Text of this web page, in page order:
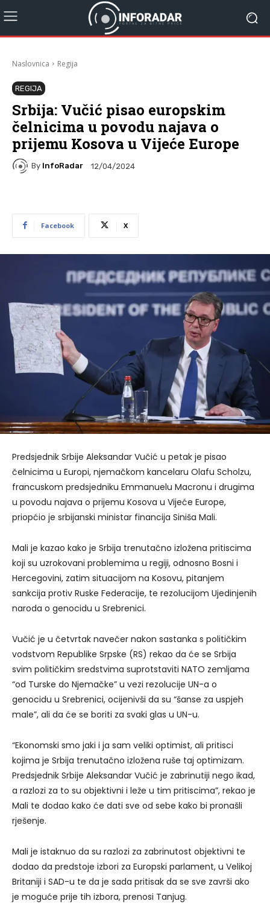
Naslovnica Regija
REGIJA
Srbija: Vučić pisao europskim
čelnicima u povodu najava o
prijemu Kosova u Vijeće Europe
By InfoRadar 12/04/2024
Facebook X
Predsjednik Srbije Aleksandar Vučić u petak je pisao
čelnicima u Europi, njemačkom kancelaru Olafu Scholzu,
francuskom predsjedniku Emmanuelu Macronu i drugima
u povodu najava o prijemu Kosova u Vijeće Europe,
priopćio je srbijanski ministar financija Siniša Mali.
Mali je kazao kako je Srbija trenutačno izložena pritiscima
koji su uzrokovani problemima u regiji, odnosno Bosni i
Hercegovini, zatim situacijom na Kosovu, pitanjem
sankcija protiv Ruske Federacije, te rezolucijom Ujedinjenih
naroda o genocidu u Srebrenici.
Vučić je u četvrtak navečer nakon sastanka s političkim
vodstvom Republike Srpske (RS) rekao da će se Srbija
svim političkim sredstvima suprotstaviti NATO zemljama
“od Turske do Njemačke” u vezi rezolucije UN-a o
genocidu u Srebrenici, ocijenivši da su “šanse za uspjeh
male”, ali da će se boriti za svaki glas u UN-u.
“Ekonomski smo jaki i ja sam veliki optimist, ali pritisci
kojima je Srbija trenutačno izložena ruše taj optimizam.
Predsjednik Srbije Aleksandar Vučić je zabrinutiji nego ikad,
a razlozi za to su objektivni i leže u tim pritiscima”, rekao je
Mali te dodao kako će dati sve od sebe kako bi pronašli
rješenje.
Mali je istaknuo da su razlozi za zabrinutost objektivni te
dodao da predstoje izbori za Europski parlament, u Velikoj
Britaniji i SAD-u te da je sada pritisak da se sve završi ako
je moguće prije tih izbora, prenosi Tanjug.